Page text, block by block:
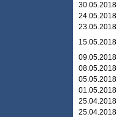
30.05.2018
24.05.2018
23.05.2018
15.05.2018
09.05.2018
08.05.2018
05.05.2018
01.05.2018
25.04.2018
25.04.2018